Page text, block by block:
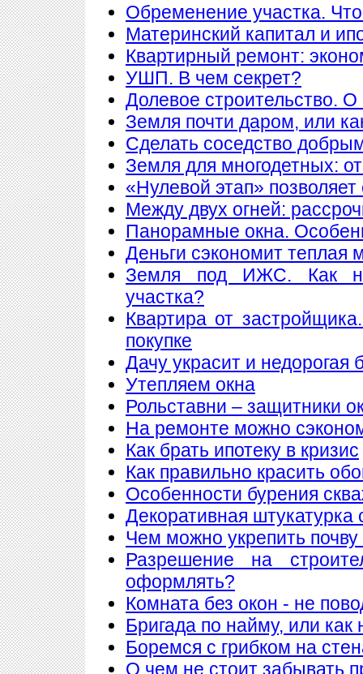
Обременение участка.
Материнский капитал и
Квартирный ремонт:
УШП. В чем секрет?
Долевое строительство.
Земля почти даром, или
Сделать соседство
Земля для многодетных:
«Нулевой этап»
Между двух огней:
Панорамные окна.
Деньги сэкономит теплая
Земля под ИЖС. Как
участка?
Квартира от
покупке
Дачу украсит и недорогая
Утепляем окна
Рольставни – защитники
На ремонте можно
Как брать ипотеку в кризис
Как правильно красить
Особенности бурения
Декоративная штукатурка
Чем можно укрепить почву
Разрешение на
оформлять?
Комната без окон - не
Бригада по найму, или как
Боремся с грибком на
О чем не стоит забывать